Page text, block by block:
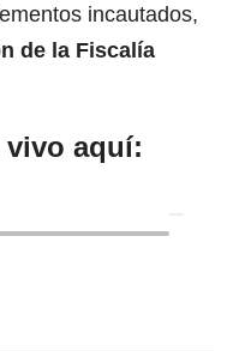
incautados,
de la Fiscalía
vivo aquí: